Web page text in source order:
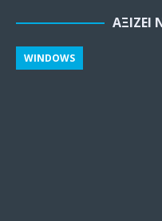
ΑΞΊΖΕΙ
WINDOWS